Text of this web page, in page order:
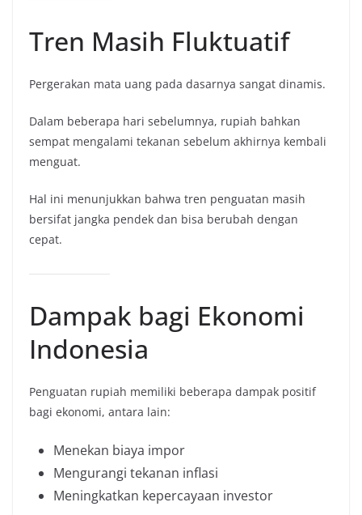
Tren Masih Fluktuatif
Pergerakan mata uang pada dasarnya sangat dinamis.
Dalam beberapa hari sebelumnya, rupiah bahkan
sempat mengalami tekanan sebelum akhirnya kembali
menguat.
Hal ini menunjukkan bahwa tren penguatan masih
bersifat jangka pendek dan bisa berubah dengan
cepat.
Dampak bagi Ekonomi
Indonesia
Penguatan rupiah memiliki beberapa dampak positif
bagi ekonomi, antara lain:
Menekan biaya impor
Mengurangi tekanan inflasi
Meningkatkan kepercayaan investor